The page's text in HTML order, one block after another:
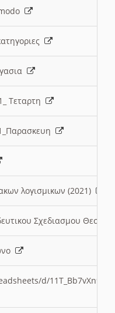
Τεταρτη
λογισμικων (2021)
Σχεδιασμου
d/